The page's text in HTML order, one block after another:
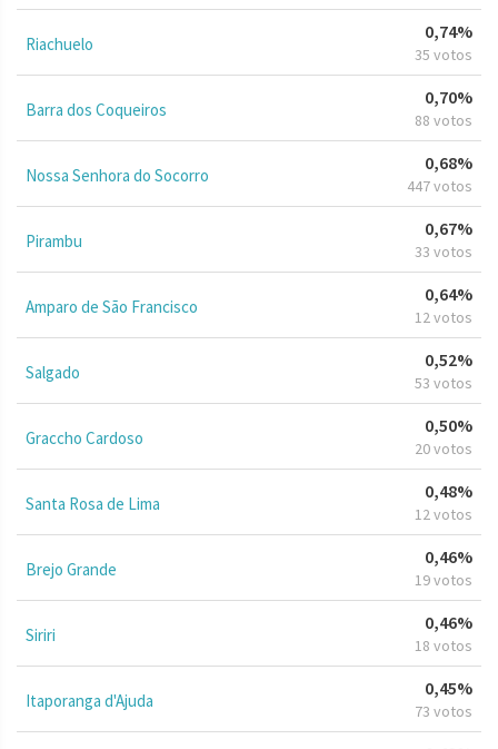
Riachuelo
0,74%
35 votos
Barra dos Coqueiros
0,70%
88 votos
Nossa Senhora do Socorro
0,68%
447 votos
Pirambu
0,67%
33 votos
Amparo de São Francisco
0,64%
12 votos
Salgado
0,52%
53 votos
Graccho Cardoso
0,50%
20 votos
Santa Rosa de Lima
0,48%
12 votos
Brejo Grande
0,46%
19 votos
Siriri
0,46%
18 votos
Itaporanga d'Ajuda
0,45%
73 votos